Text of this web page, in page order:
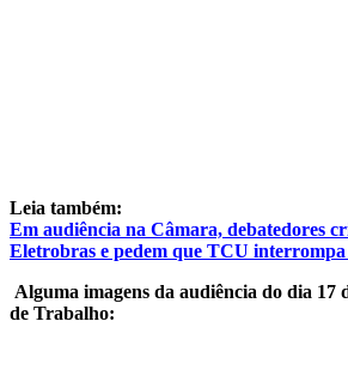
Leia também:
Em audiência na Câmara, debatedores
Eletrobras e pedem que TCU interrompa
Alguma imagens da audiência do dia 17
de Trabalho: